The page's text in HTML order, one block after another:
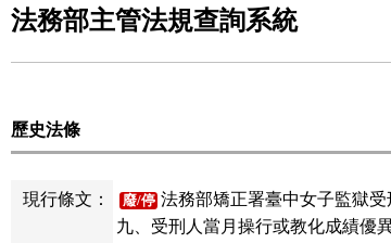
法務部主管法規查詢系統
歷史法條
現行條文： 廢/停 法務部矯正署臺中女子監獄
九、受刑人當月操行或教化成績優